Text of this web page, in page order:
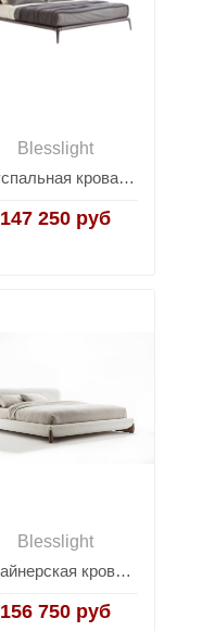
Blesslight
Двуспальная кровать на ножках Park 1
147 250 руб
Blesslight
Дизайнерская кровать на ножках Softbay
156 750 руб